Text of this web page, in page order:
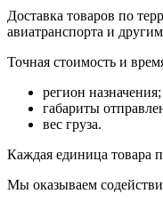
Доставка товаров по
авиатранспорта и
Точная стоимость и
регион назначения;
габариты
вес груза.
Каждая единица товара
Мы оказываем